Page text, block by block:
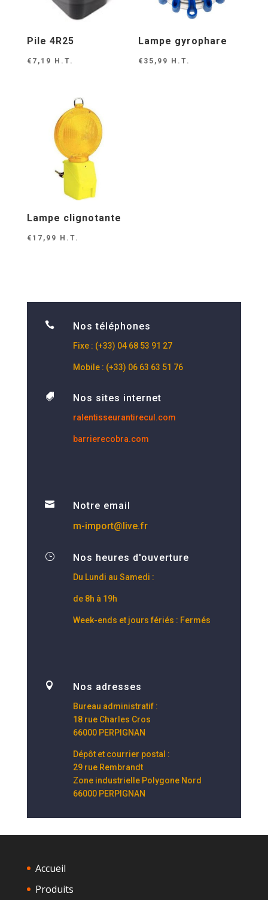
Pile 4R25
€ 7,19 H.T.
Lampe gyrophare
€ 35,99 H.T.
Lampe clignotante
€ 17,99 H.T.
 Nos téléphones
Fixe : (+33) 04 68 53 91 27
Mobile : (+33) 06 63 63 51 76
 Nos sites internet
ralentisseurantirecul.com
barrierecobra.com

Notre email
m-import@live.fr
} Nos heures d'ouverture
Du Lundi au Samedi :
de 8h à 19h
Week-ends et jours fériés : Fermés
 Nos adresses
Bureau administratif :
18 rue Charles Cros
66000 PERPIGNAN
Dépôt et courrier postal :
29 rue Rembrandt
Zone industrielle Polygone Nord
66000 PERPIGNAN
Accueil
Produits